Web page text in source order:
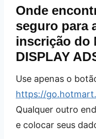
Onde
seguro para
inscrição do
DISPLAY
Use apenas o
https://
Qualquer outro
e colocar seus